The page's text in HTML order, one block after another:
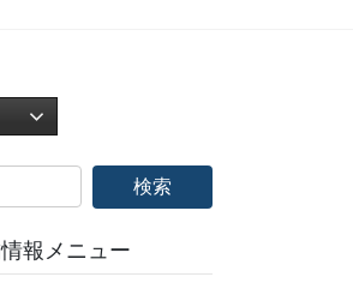
報メニュー